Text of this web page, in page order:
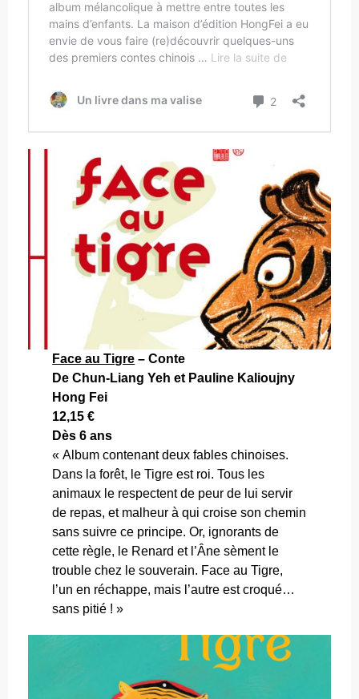
Face au Tigre – Conte
De Chun-Liang Yeh et Pauline Kalioujny
Hong Fei
12,15 €
Dès 6 ans
« Album contenant deux fables chinoises.
Dans la forêt, le Tigre est roi. Tous les
animaux le respectent de peur de lui servir
de repas, et malheur à qui croise son chemin
sans suivre ce principe. Or, ignorants de
cette règle, le Renard et l’Âne sèment le
trouble chez le souverain. Face au Tigre,
l’un en réchappe, mais l’autre est croqué…
sans pitié ! »